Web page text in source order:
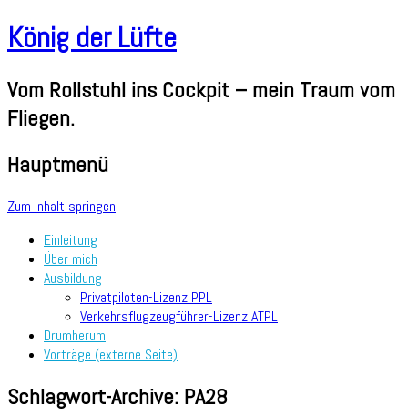
König der Lüfte
Vom Rollstuhl ins Cockpit – mein Traum vom
Fliegen.
Hauptmenü
Zum Inhalt springen
Einleitung
Über mich
Ausbildung
Privatpiloten-Lizenz PPL
Verkehrsflugzeugführer-Lizenz ATPL
Drumherum
Vorträge (externe Seite)
Schlagwort-Archive: PA28